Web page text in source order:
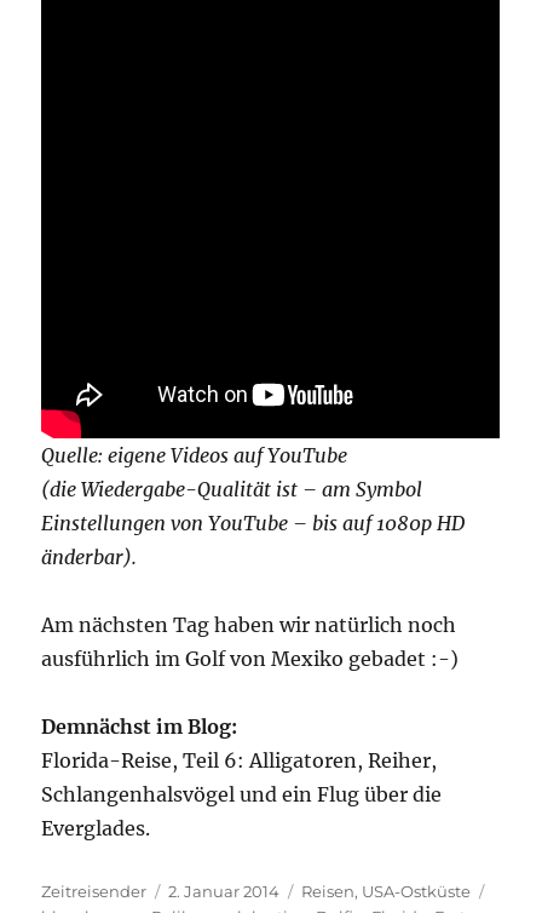
Quelle: eigene Videos auf YouTube
(die Wiedergabe-Qualität ist – am Symbol
Einstellungen von YouTube – bis auf 1080p HD
änderbar).
Am nächsten Tag haben wir natürlich noch
ausführlich im Golf von Mexiko gebadet :-)
Demnächst im Blog:
Florida-Reise, Teil 6: Alligatoren, Reiher,
Schlangenhalsvögel und ein Flug über die
Everglades.
Autor
Zeitreisender
Veröffentlicht
2. Januar 2014 Kategorien
Reisen, USA-Ostküste